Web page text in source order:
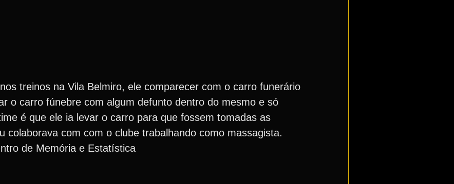
treinos na Vila Belmiro, ele comparecer com o carro funerário
o carro fúnebre com algum defunto dentro do mesmo e só
é que ele ia levar o carro para que fossem tomadas as
colaborava com com o clube trabalhando como massagista.
de Memória e Estatística